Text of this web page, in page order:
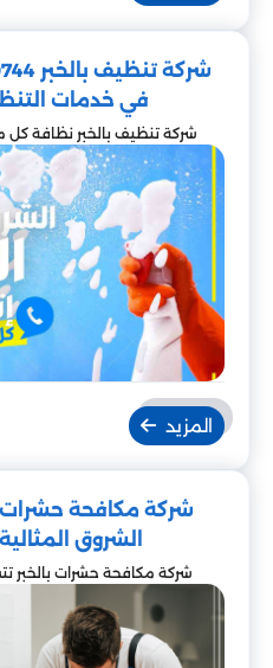
في خدمات التنظيف
شركة تنظيف بالخبر نظافة
المزيد
الشروق
شركة مكافحة حشرات بالخبر